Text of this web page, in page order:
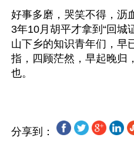
好事多磨，哭笑不得，沥
3年10月胡平才拿到“回城
山下乡的知识青年们，早
指，四顾茫然，早起晚归
分享到：